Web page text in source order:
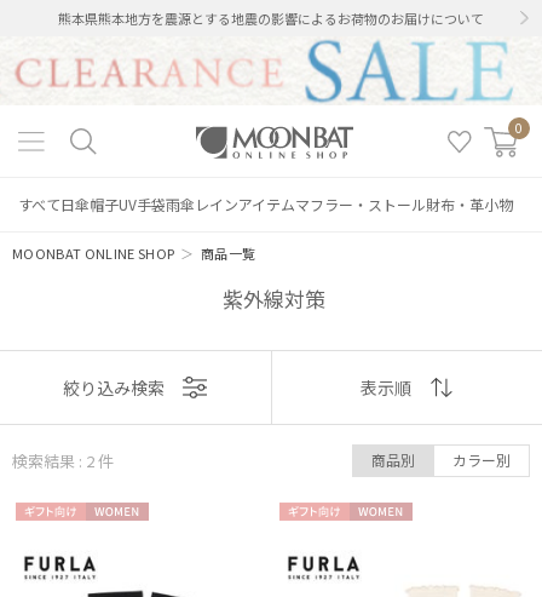
熊本県熊本地方を震源とする地震の影響によるお荷物のお届けについて
0
すべて日傘帽子UV手袋雨傘 レインアイテムマフラー・ストール財布・革小物
MOONBAT ONLINE SHOP ＞商品一覧
紫外線対策
レディース メンズ
カテゴリー
表示
おすすめ
価格の高い
絞り込み検索 表示順
検索結果 : 2件 商品別 カラー別
向け
N
向け
N